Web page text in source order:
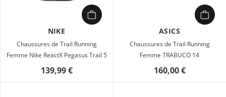
NIKE
Chaussures de Trail Running
Femme Nike ReactX Pegasus Trail 5
139,99 €
ASICS
Chaussures de Trail Running
Femme TRABUCO 14
160,00 €